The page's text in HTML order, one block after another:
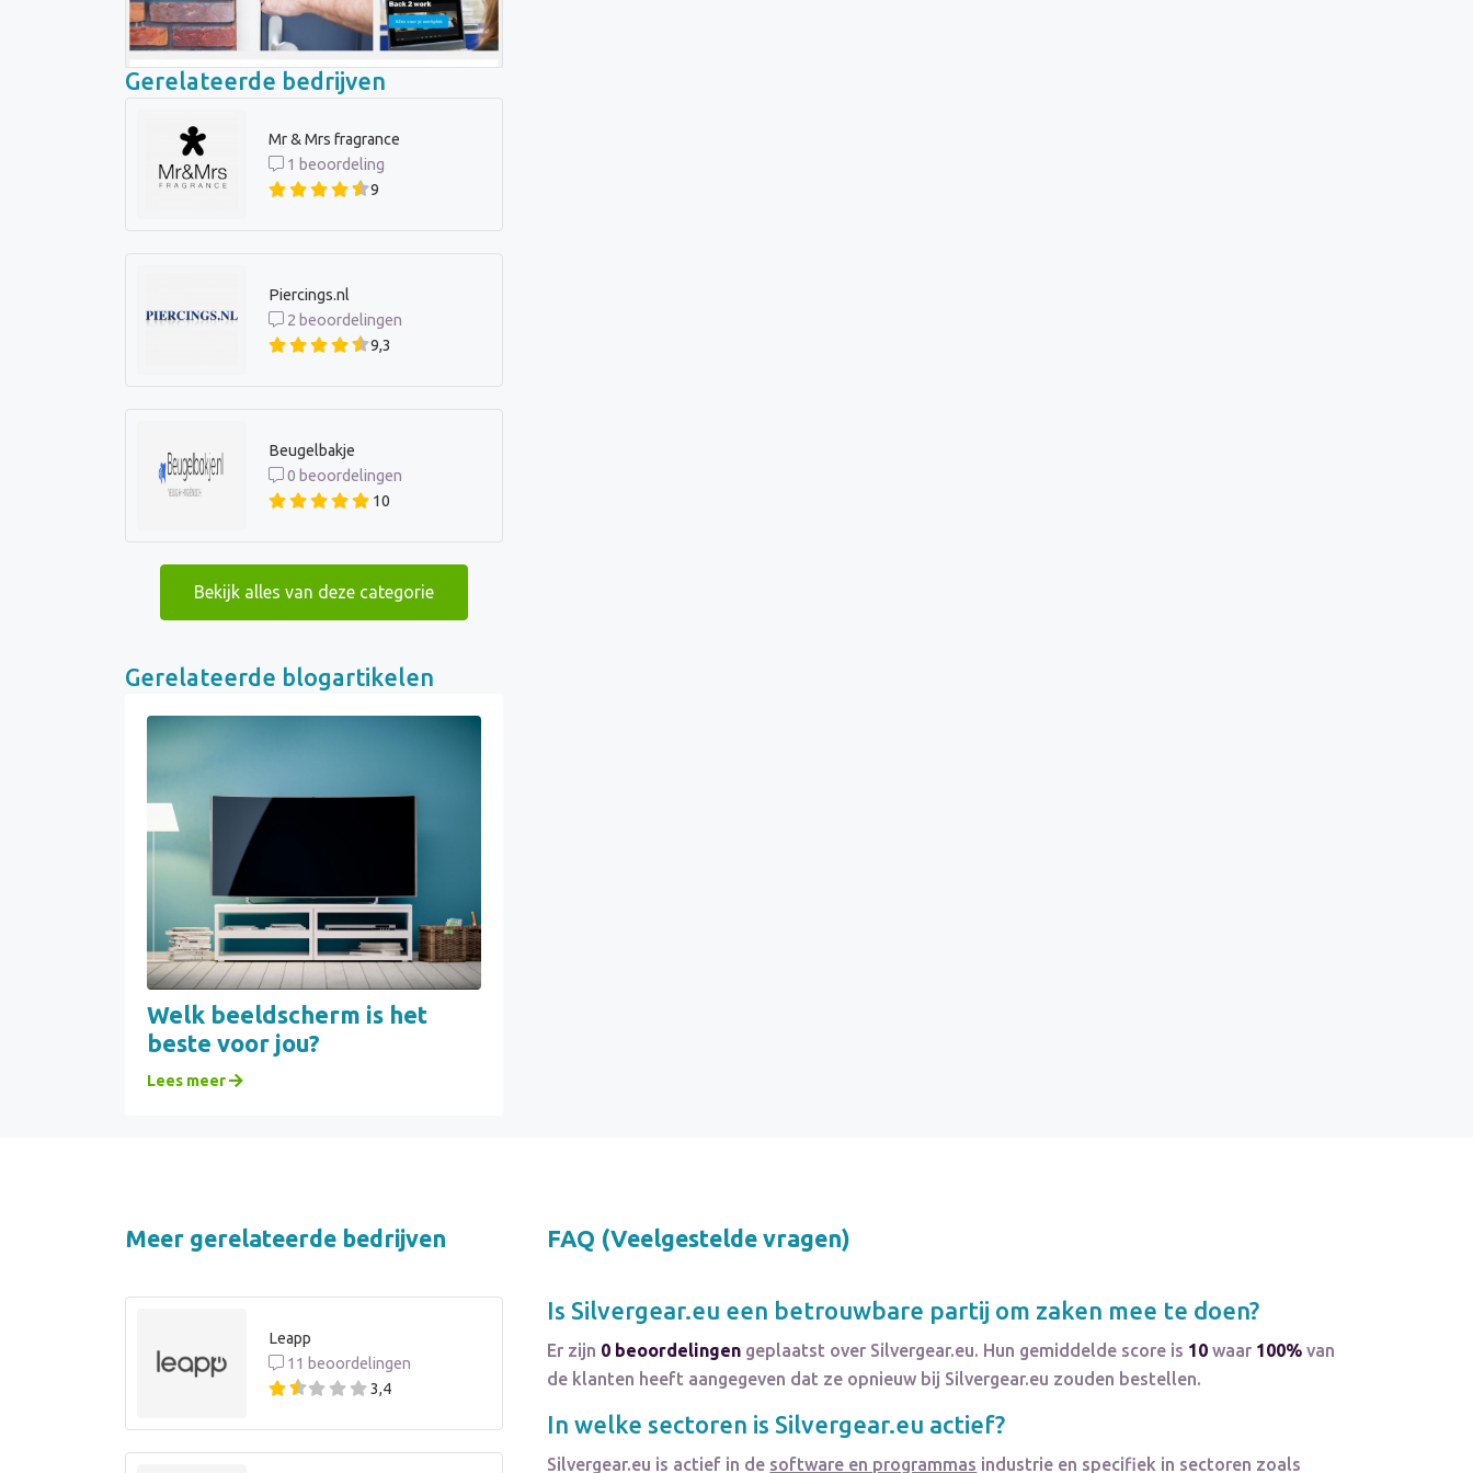
Gerelateerde bedrijven
Mr & Mrs fragrance
1 beoordeling
9
Piercings.nl
2 beoordelingen
9,3
Beugelbakje
0 beoordelingen
10
Bekijk alles van deze categorie
Gerelateerde blogartikelen
Welk beeldscherm is het
beste voor jou?
Lees meer
Meer gerelateerde bedrijven
Leapp
11 beoordelingen
3,4
FAQ (Veelgestelde vragen)
IsSilvergear.eu een betrouwbare partij om zaken mee te doen?
Er zijn 0 beoordelingen geplaatst over Silvergear.eu. Hun gemiddelde score is 10 waar 100% van
de klanten heeft aangegeven dat ze opnieuw bij Silvergear.eu zouden bestellen.
In welke sectoren isSilvergear.eu actief?
Silvergear.eu is actief in de software en programmas industrie en specifiek in sectoren zoals